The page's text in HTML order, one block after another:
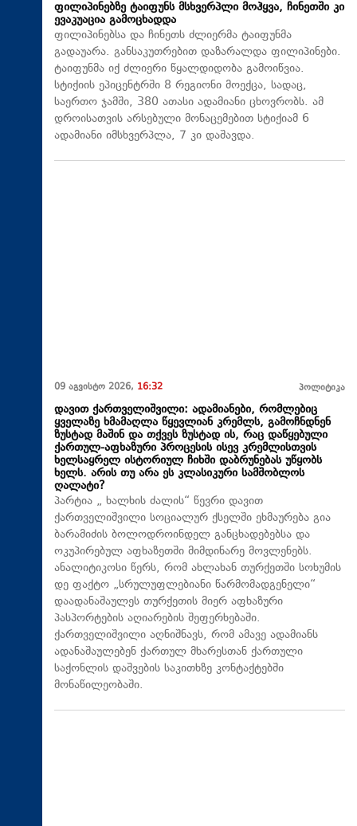
ფილიპინებზე ტაიფუნს მსხვერპლი მოჰყვა, ჩინეთში კი
ევაკუაცია გამოცხადდა
ფილიპინებსა და ჩინეთს ძლიერმა ტაიფუნმა
გადაუარა. განსაკუთრებით დაზარალდა ფილიპინები.
ტაიფუნმა იქ ძლიერი წყალდიდობა გამოიწვია.
სტიქიის ეპიცენტრში 8 რეგიონი მოექცა, სადაც,
საერთო ჯამში, 380 ათასი ადამიანი ცხოვრობს. ამ
დროისათვის არსებული მონაცემებით სტიქიამ 6
ადამიანი იმსხვერპლა, 7 კი დაშავდა.
09 აგვისტო 2026, 16:32 პოლიტიკა
დავით ქართველიშვილი: ადამიანები, რომლებიც
ყველაზე ხმამაღლა წყევლიან კრემლს, გამოჩნდნენ
ზუსტად მაშინ და თქვეს ზუსტად ის, რაც დაწყებული
ქართულ-აფხაზური პროცესის ისევ კრემლისთვის
ხელსაყრელ ისტორიულ ჩიხში დაბრუნებას უწყობს
ხელს. არის თუ არა ეს კლასიკური სამშობლოს
ღალატი?
პარტია „ ხალხის ძალის“ წევრი დავით
ქართველიშვილი სოციალურ ქსელში ეხმაურება გია
ბარამიძის ბოლოდროინდელ განცხადებებსა და
ოკუპირებულ აფხაზეთში მიმდინარე მოვლენებს.
ანალიტიკოსი წერს, რომ ახლახან თურქეთში სოხუმის
დე ფაქტო „სრულუფლებიანი წარმომადგენელი“
დაადანაშაულეს თურქეთის მიერ აფხაზური
პასპორტების აღიარების შეფერხებაში.
ქართველიშვილი აღნიშნავს, რომ ამავე ადამიანს
ადანაშაულებენ ქართულ მხარესთან ქართული
საქონლის დაშვების საკითხზე კონტაქტებში
მონაწილეობაში.